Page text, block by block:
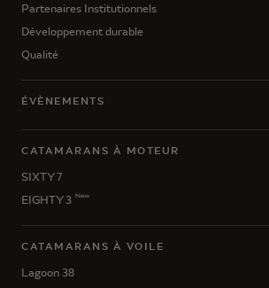
Partenaires Institutionnels
Développement durable
Qualité
ÉVÈNEMENTS
CATAMARANS À MOTEUR
SIXTY 7
EIGHTY 3 New
CATAMARANS À VOILE
Lagoon 38